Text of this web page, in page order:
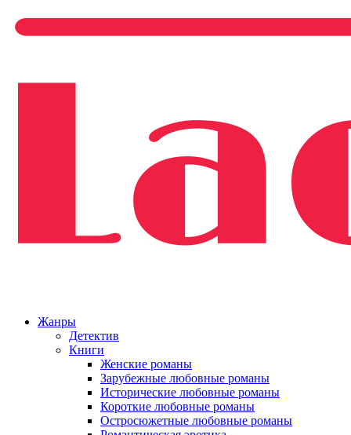
Жанры
Детектив
Книги
Женские романы
Зарубежные любовные романы
Исторические любовные романы
Короткие любовные романы
Остросюжетные любовные романы